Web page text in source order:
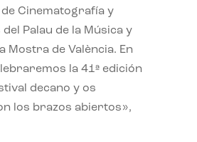
Cinematografía y
Palau de la Música y
Mostra de València. En
la 41ª edición
decano y os
los brazos abiertos»,